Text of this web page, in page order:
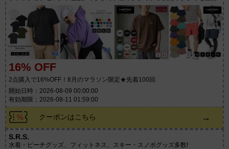
16% OFF
2点購入で16%OFF！8月のマラソン限定★先着100回
開始日時：2026-08-09 00:00:00
有効期限：2026-08-11 01:59:00
クーポンはこちら →
S.R.S.
水着・ビーチグッズ、フィットネス、スキー・スノボグッズ多数!